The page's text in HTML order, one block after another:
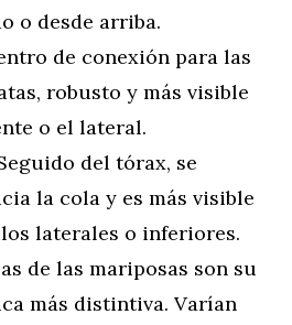
o desde arriba.
de conexión para las
robusto y más visible
o el lateral.
del tórax, se
la cola y es más visible
laterales o inferiores.
de las mariposas son su
más distintiva. Varían